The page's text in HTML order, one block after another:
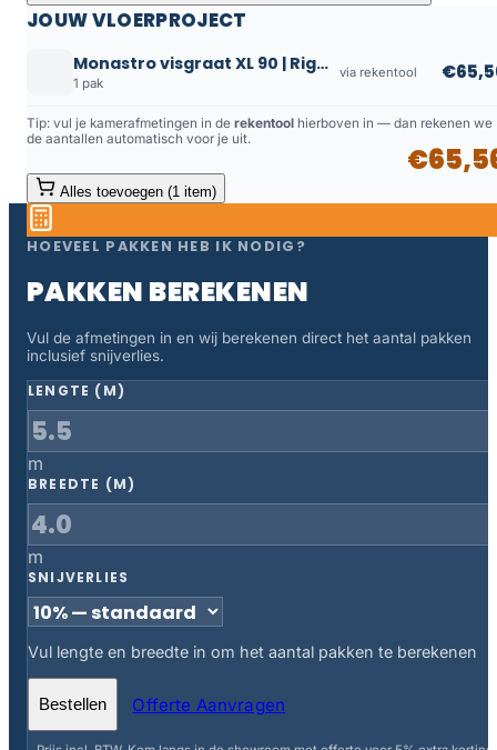
JOUW VLOERPROJECT
Monastro visgraat XL 90 | Rigid Click
1 pak
via rekentool
Tip: vul je kamerafmetingen in de rekentool hierboven in — dan rekenen we
de aantallen automatisch voor je uit.
Alles toevoegen (1 item)
HOEVEEL PAKKEN HEB IK NODIG?
PAKKEN BEREKENEN
Vul de afmetingen in en wij berekenen direct het aantal pakken
inclusief snijverlies.
LENGTE (M)
m
BREEDTE (M)
m
SNIJVERLIES
Vul lengte en breedte in om het aantal pakken te berekenen
Bestellen Offerte Aanvragen